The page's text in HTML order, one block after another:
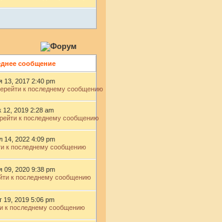
сообщение
13, 2017 2:40 pm
12, 2019 2:28 am
14, 2022 4:09 pm
09, 2020 9:38 pm
19, 2019 5:06 pm